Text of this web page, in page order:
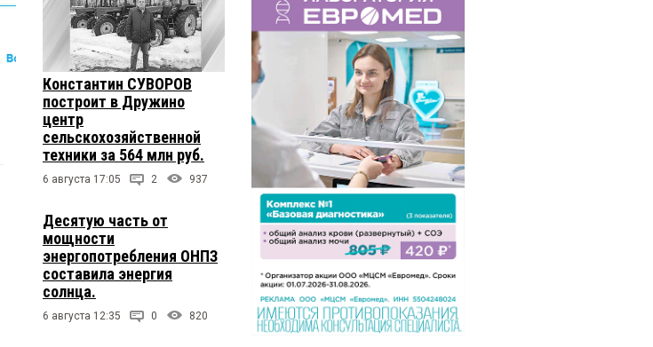
Константин СУВОРОВ
построит в Дружино
центр
сельскохозяйственной
техники за 564 млн руб.
6 августа 17:05 2 937
Десятую часть от
мощности
энергопотребления ОНПЗ
составила энергия
солнца.
6 августа 12:35 0 820